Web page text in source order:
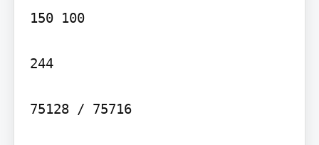
150 100
244
75128 / 75716